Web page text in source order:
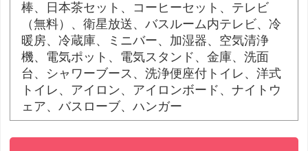
棒、日本茶セット、コーヒーセット、テレビ
（無料）、衛星放送、バスルーム内テレビ、冷
暖房、冷蔵庫、ミニバー、加湿器、空気清浄
機、電気ポット、電気スタンド、金庫、洗面
台、シャワーブース、洗浄便座付トイレ、洋式
トイレ、アイロン、アイロンボード、ナイトウ
ェア、バスローブ、ハンガー